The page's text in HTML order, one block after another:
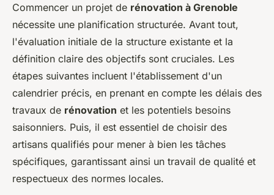
Commencer un projet de rénovation à Grenoble
nécessite une planification structurée. Avant tout,
l'évaluation initiale de la structure existante et la
définition claire des objectifs sont cruciales. Les
étapes suivantes incluent l'établissement d'un
calendrier précis, en prenant en compte les délais des
travaux de rénovation et les potentiels besoins
saisonniers. Puis, il est essentiel de choisir des
artisans qualifiés pour mener à bien les tâches
spécifiques, garantissant ainsi un travail de qualité et
respectueux des normes locales.